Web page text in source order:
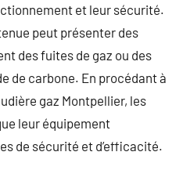
et leur sécurité.
peut présenter des
des fuites de gaz ou des
de carbone. En procédant à
gaz Montpellier, les
leur équipement
de sécurité et d’efficacité.